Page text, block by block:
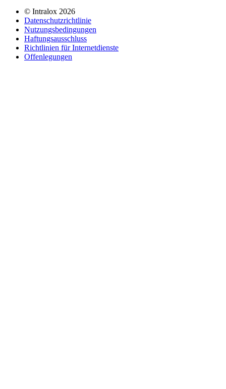
© Intralox 2026
Datenschutzrichtlinie
Nutzungsbedingungen
Haftungsausschluss
Richtlinien für Internetdienste
Offenlegungen